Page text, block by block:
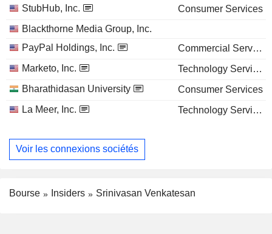
StubHub, Inc.
Consumer Services
Blackthorne Media Group, Inc.
PayPal Holdings, Inc.
Commercial Services
Marketo, Inc.
Technology Services
Bharathidasan University
Consumer Services
La Meer, Inc.
Technology Services
Voir les connexions sociétés
Bourse Insiders Srinivasan Venkatesan